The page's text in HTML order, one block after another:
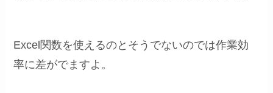
Excel関数を使えるのとそうでないのでは作業効
率に差がでますよ。